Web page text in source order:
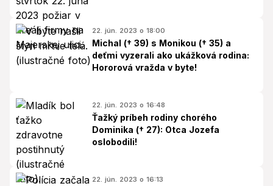
22. jún. 2023 o 18:00
Michal († 39) s Monikou († 35) a
deťmi vyzerali ako ukážková rodina:
Hororová vražda v byte!
22. jún. 2023 o 16:48
Ťažký príbeh rodiny chorého
Dominika († 27): Otca Jozefa
oslobodili!
22. jún. 2023 o 16:13